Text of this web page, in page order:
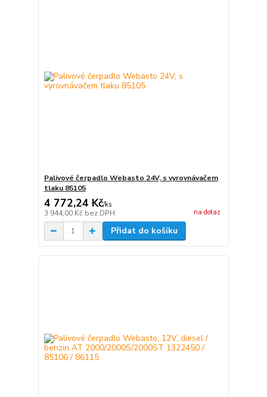
Palivové čerpadlo Webasto 24V, s vyrovnávačem
tlaku 85105
4 772,24 Kč/ks
3 944,00 Kč bez DPH na dotaz
Přidat do košíku